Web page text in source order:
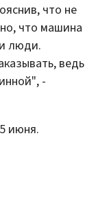
что не
что машина
люди.
ведь
-
июня.